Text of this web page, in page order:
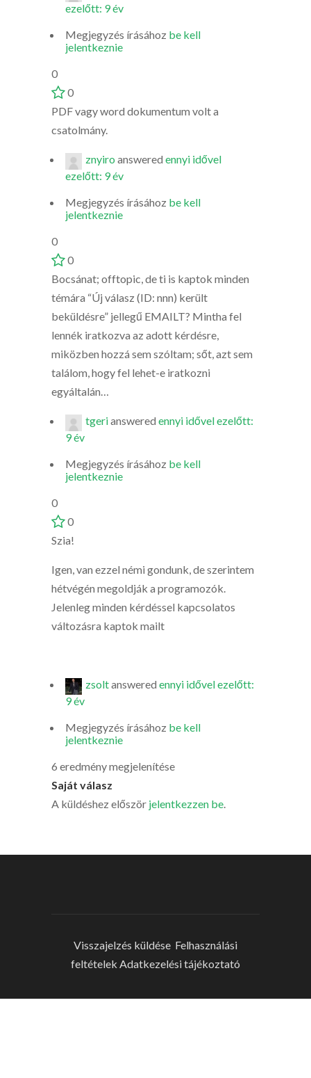
ezelőtt: 9 év
Megjegyzés írásához be kell
jelentkeznie
0
0
PDF vagy word dokumentum volt a
csatolmány.
znyiro answered ennyi idővel
ezelőtt: 9 év
Megjegyzés írásához be kell
jelentkeznie
0
0
Bocsánat; offtopic, de ti is kaptok minden
témára “Új válasz (ID: nnn) került
beküldésre” jellegű EMAILT? Mintha fel
lennék iratkozva az adott kérdésre,
miközben hozzá sem szóltam; sőt, azt sem
találom, hogy fel lehet-e iratkozni
egyáltalán…
tgerianswered ennyi idővel ezelőtt:
9 év
Megjegyzés írásához be kell
jelentkeznie
0
0
Szia!
Igen, van ezzel némi gondunk, de szerintem
hétvégén megoldják a programozók.
Jelenleg minden kérdéssel kapcsolatos
változásra kaptok mailt
zsoltanswered ennyi idővel ezelőtt:
9 év
Megjegyzés írásához be kell
jelentkeznie
6 eredmény megjelenítése
Saját válasz
A küldéshez először jelentkezzen be.
Visszajelzés küldése Felhasználási
feltételek Adatkezelési tájékoztató